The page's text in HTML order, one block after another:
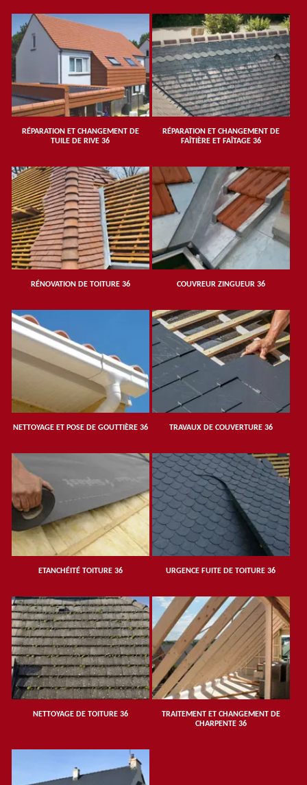
RÉPARATION ET CHANGEMENT DE
TUILE DE RIVE 36
RÉPARATION ET CHANGEMENT DE
FAÎTIÈRE ET FAÎTAGE 36
RÉNOVATION DE TOITURE 36 COUVREUR ZINGUEUR 36
NETTOYAGE ET POSE DE GOUTTIÈRE 36 TRAVAUX DE COUVERTURE 36
ETANCHÉITÉ TOITURE 36 URGENCE FUITE DE TOITURE 36
NETTOYAGE DE TOITURE 36
TRAITEMENT ET CHANGEMENT DE
CHARPENTE 36